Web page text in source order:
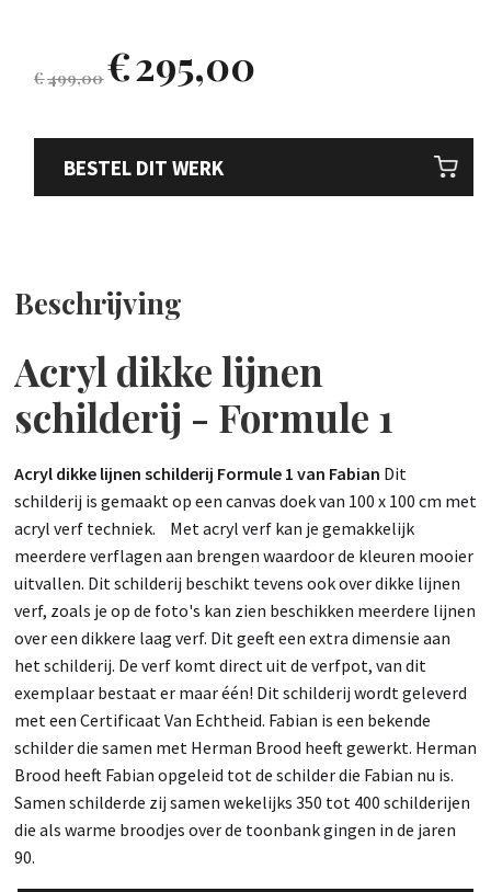
€499,00€295,00
BESTEL DIT WERK
Beschrijving
Acryl dikke lijnen
schilderij - Formule 1
Acryl dikke lijnen schilderij Formule 1 van Fabian Dit
schilderij is gemaakt op een canvas doek van 100 x 100 cm met
acryl verf techniek. Met acryl verf kan je gemakkelijk
meerdere verflagen aan brengen waardoor de kleuren mooier
uitvallen. Dit schilderij beschikt tevens ook over dikke lijnen
verf, zoals je op de foto's kan zien beschikken meerdere lijnen
over een dikkere laag verf. Dit geeft een extra dimensie aan
het schilderij. De verf komt direct uit de verfpot, van dit
exemplaar bestaat er maar één! Dit schilderij wordt geleverd
met een Certificaat Van Echtheid. Fabian is een bekende
schilder die samen met Herman Brood heeft gewerkt. Herman
Brood heeft Fabian opgeleid tot de schilder die Fabian nu is.
Samen schilderde zij samen wekelijks 350 tot 400 schilderijen
die als warme broodjes over de toonbank gingen in de jaren
90.